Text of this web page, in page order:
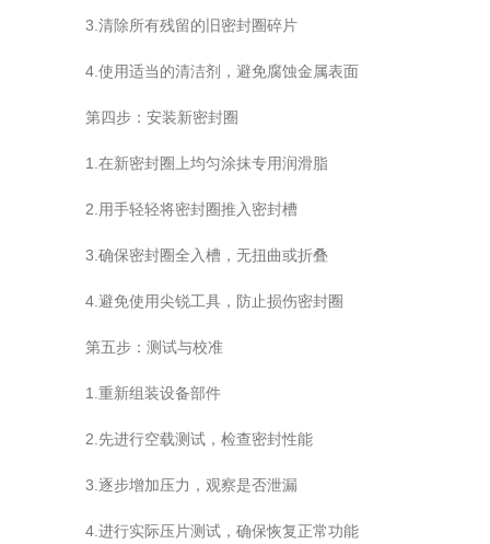
3.清除所有残留的旧密封圈碎片
4.使用适当的清洁剂，避免腐蚀金属表面
第四步：安装新密封圈
1.在新密封圈上均匀涂抹专用润滑脂
2.用手轻轻将密封圈推入密封槽
3.确保密封圈全入槽，无扭曲或折叠
4.避免使用尖锐工具，防止损伤密封圈
第五步：测试与校准
1.重新组装设备部件
2.先进行空载测试，检查密封性能
3.逐步增加压力，观察是否泄漏
4.进行实际压片测试，确保恢复正常功能